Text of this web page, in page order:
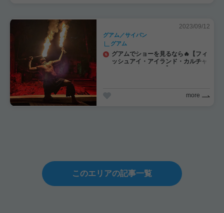
2023/09/12
グアム／サイパン
グアム
グアムでショーを見るなら🔥【フィ
ッシュアイ・アイランド・カルチャ
more
このエリアの記事一覧